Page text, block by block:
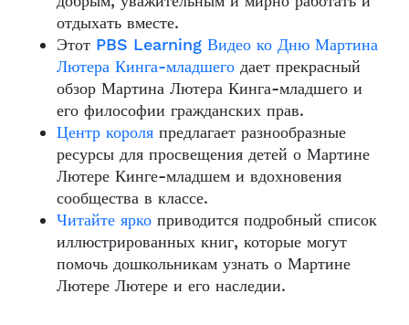
отдыхать вместе.
Этот PBS Learning Видео ко Дню Мартина
Лютера Кинга-младшего дает прекрасный
обзор Мартина Лютера Кинга-младшего и
его философии гражданских прав.
Центр короля предлагает разнообразные
ресурсы для просвещения детей о Мартине
Лютере Кинге-младшем и вдохновения
сообщества в классе.
Читайте ярко приводится подробный список
иллюстрированных книг, которые могут
помочь дошкольникам узнать о Мартине
Лютере Лютере и его наследии.